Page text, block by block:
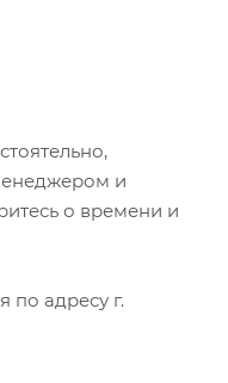
и
о времени и
по адресу г.